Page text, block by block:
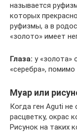
называется
которых
руфизмы, а в
«золото» имеет
Глаза: у «золота»
«серебра»,
Муар или
Когда ген Aguti не
расцветку, окрас
Рисунок на таких